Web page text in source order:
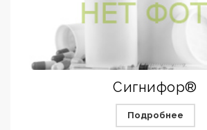
Сигнифор®
Подробнее